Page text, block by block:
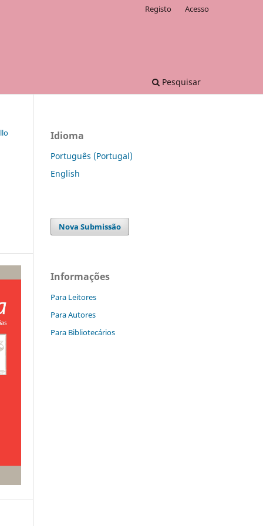
Pesquisar
Registo Acesso
Idioma
Português (Portugal)
English
Nova Submissão
Informações
Para Leitores
Para Autores
Para Bibliotecários